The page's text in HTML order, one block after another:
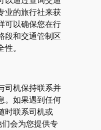
业的旅行社来获
可以确保您在行
段和交通管制区
。
司机保持联系并
。如果遇到任何
时联系司机或
会为您提供专